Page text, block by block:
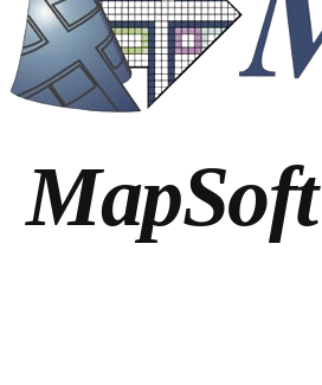
MapSoft